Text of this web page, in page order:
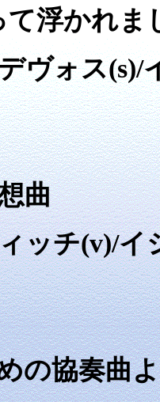
て浮かれま
ヴォス(s)/
曲
ッチ(v)/イ
の協奏曲